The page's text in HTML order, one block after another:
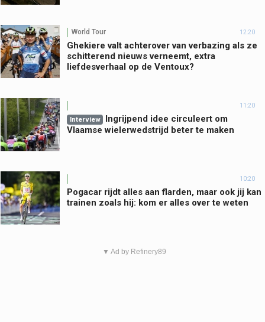
World Tour 12:20
Ghekiere valt achterover van verbazing als ze
schitterend nieuws verneemt, extra
liefdesverhaal op de Ventoux?
11:20
Interview
Ingrijpend idee circuleert om
Vlaamse wielerwedstrijd beter te maken
10:20
Pogacar rijdt alles aan flarden, maar ook jij kan
trainen zoals hij: kom er alles over te weten
▼ Ad by Refinery89